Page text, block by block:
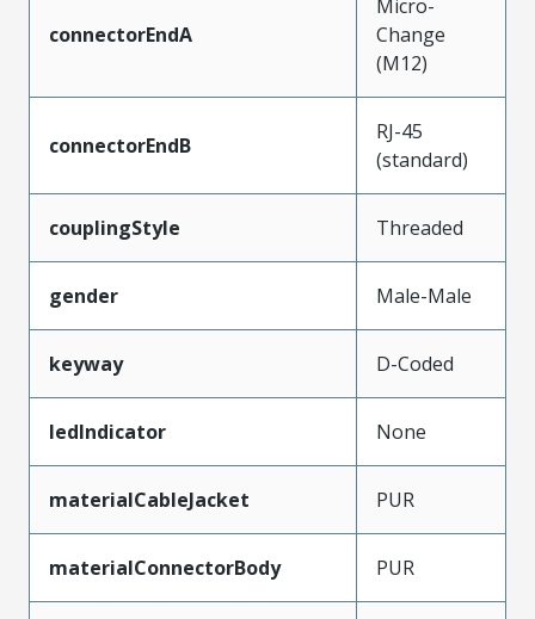
connectorEndA
Micro-
Change
(M12)
connectorEndB
RJ-45
(standard)
couplingStyle Threaded
gender Male-Male
keyway D-Coded
ledIndicator None
materialCableJacket PUR
materialConnectorBody PUR